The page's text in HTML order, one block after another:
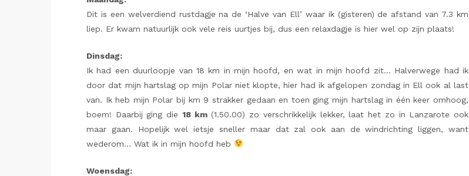
Dit is een welverdiend rustdagje na de ‘Halve van Ell’ waar ik (gisteren) de afstand van 7.3 km
liep. Er kwam natuurlijk ook vele reis uurtjes bij, dus een relaxdagje is hier wel op zijn plaats!
Dinsdag:
Ik had een duurloopje van 18 km in mijn hoofd, en wat in mijn hoofd zit… Halverwege had ik
door dat mijn hartslag op mijn Polar niet klopte, hier had ik afgelopen zondag in Ell ook al last
van. Ik heb mijn Polar bij km 9 strakker gedaan en toen ging mijn hartslag in één keer omhoog,
boem! Daarbij ging die 18 km(1.50.00) zo verschrikkelijk lekker, laat het zo in Lanzarote ook
maar gaan. Hopelijk wel ietsje sneller maar dat zal ook aan de windrichting liggen, want
wederom… Wat ik in mijn hoofd heb
Woensdag: